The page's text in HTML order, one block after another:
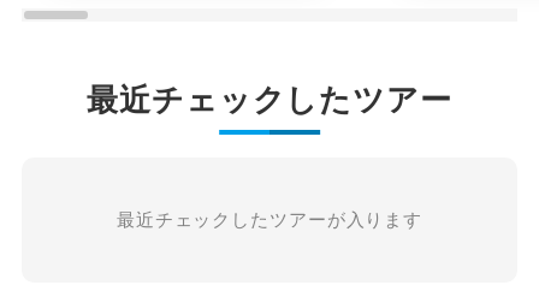
最近チェックしたツアー
最近チェックしたツアーが入ります